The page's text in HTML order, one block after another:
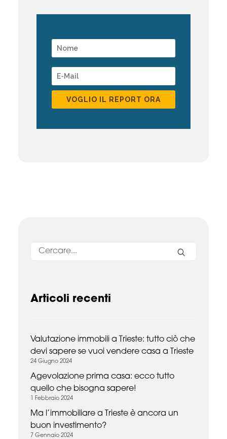
VOGLIO IL REPORT ORA
Articoli recenti
Valutazione immobili a Trieste: tutto ciò che
devi sapere se vuoi vendere casa a Trieste
24 Giugno 2024
Agevolazione prima casa: ecco tutto
quello che bisogna sapere!
1 Febbraio 2024
Ma l’immobiliare a Trieste è ancora un
buon investimento?
7 Gennaio 2024